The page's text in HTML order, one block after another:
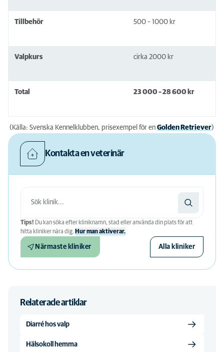
Tillbehör 500 – 1000 kr
Valpkurs cirka 2000 kr
Total 23 000 – 28 600 kr
(Källa: Svenska Kennelklubben, prisexempel för en Golden Retriever)
Kontakta en veterinär
Tips! Du kan söka efter kliniknamn, stad eller använda din plats för att
hitta kliniker nära dig. Hur man aktiverar.
Närmaste kliniker Alla kliniker
Relaterade artiklar
Diarré hos valp
Hälsokoll hemma